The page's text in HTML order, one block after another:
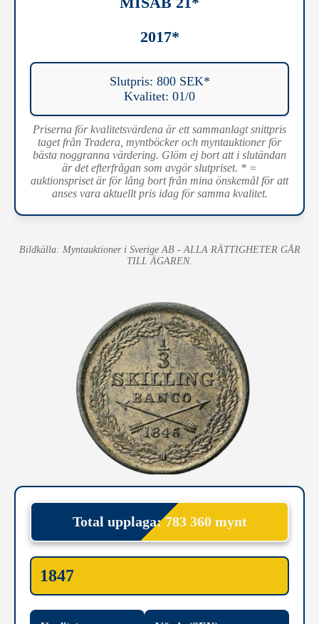
2017*
Slutpris: 800 SEK*
Kvalitet: 01/0
Priserna för kvalitetsvärdena är ett sammanlagt snittpris
taget från Tradera, myntböcker och myntauktioner för
bästa noggranna värdering. Glöm ej bort att i slutändan
är det efterfrågan som avgör slutpriset. * =
auktionspriset är för lång bort från mina önskemål för att
anses vara aktuellt pris idag för samma kvalitet.
Bildkälla: Myntauktioner i Sverige AB - ALLA RÄTTIGHETER GÅR
TILL ÄGAREN.
Total upplaga: 783 360 mynt
1847